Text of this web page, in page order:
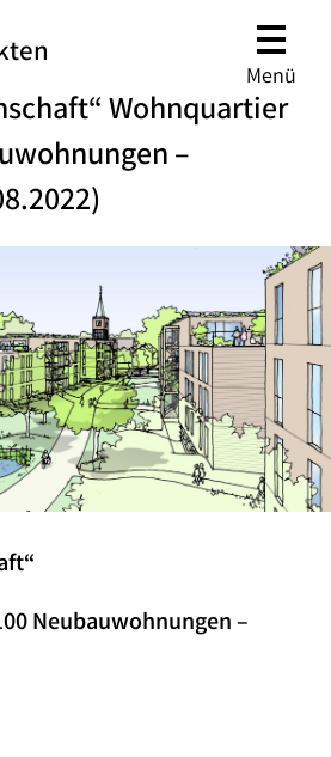
Menü
Wohnquartier
–
Neubauwohnungen –